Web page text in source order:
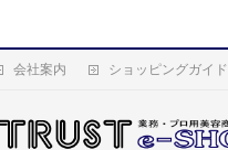
会社案内 ショッピングガイド